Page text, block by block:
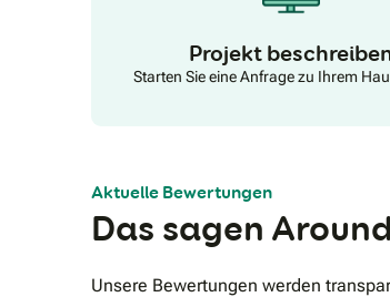
Projekt
Starten Sie eine Anfrage zu Ihrem
Aktuelle Bewertungen
Das sagen
Unsere Bewertungen werden